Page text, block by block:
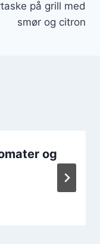
på grill med
smør og citron
og